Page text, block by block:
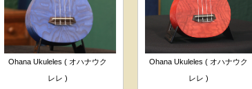
Ohana Ukuleles ( オハナウク
レレ )
Ohana Ukuleles ( オハナウク
レレ )